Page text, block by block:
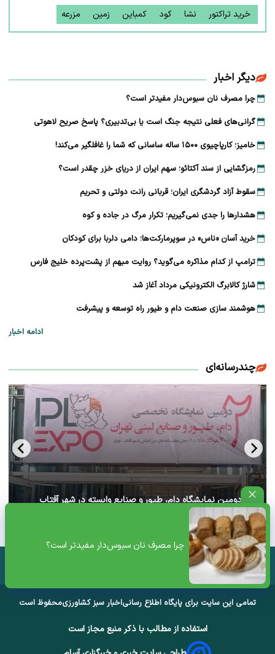
چرا مصرف نان سبوس‌دار مفیدتر است؟
خرید تراکتور نشا کود کمباین زمین مزرعه
دیگر اخبار
چرا مصرف نان سبوس‌دار مفیدتر است؟
گرانی‌های فعلی نتیجه جنگ است یا بی‌تدبیری؟ پاسخ صریح لاهوتی
خامیز؛ کارپاچیوی ۱۵۰۰ ساله ساسانی که شما را غافلگیر می‌کند!
رمزگشایی از سند آکتائو؛ سهم ایران از دریای خزر چقدر است؟
سقوط آزاد گردشگری ایران؛ قربانی رانت دولتی و تحریم
هشدارها را جدی نمی‌گیریم؛ تکرار مرگ در جاده و کوه
خرید آسان «ناس» در سوپرمارکت‌ها؛ دامی دلربا برای کودکان
ترامپ از کدام مذاکره می‌گوید؟ روایت مبهم از پشت‌پرده خلیج فارس
شارژ کالابرگ الکترونیکی مرداد آغاز شد
هوشمند سازی صنعت دام و طیور راه توسعه و پیشرفت
ادامه اخبار
چندرسانه‌ای
آغاز دومین نمایشگاه دام، طیور و صنایع وابسته در شهر آفتاب
تهران+ ویدئو
تمامی این سایت برای پایگاه اطلاع رسانیاخبار سبز کشاورزیمحفوظ است
استفاده از مطالب با ذکر منبع مجاز است